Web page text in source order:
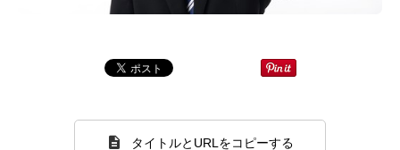
タイトルとURLをコピーする